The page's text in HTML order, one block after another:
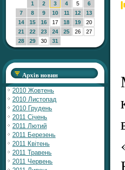
1
2 3 4 5
6
7
8 9 10 11 12
13
14
15 16 17 18 19
20
21
22 23 24 25 26
27
28
29 30 31
Архів новин
2010 Жовтень
2010 Листопад
2010 Грудень
2011 Січень
2011 Лютий
2011 Березень
2011 Квітень
2011 Травень
2011 Червень